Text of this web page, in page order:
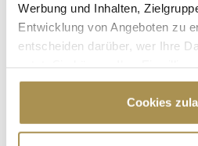
Werbung und Inhalten,
Entwicklung von Angeboten zu
entscheiden darüber, wer Ihre
Cookie-Erklärung oder durch
Trigger Symbol ändern oder
Cookies